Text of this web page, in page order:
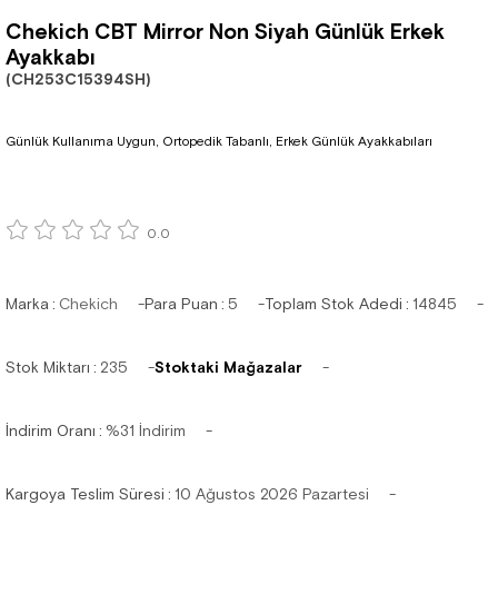
Chekich CBT Mirror Non Siyah Günlük Erkek
Ayakkabı
(CH253C15394SH)
Günlük Kullanıma Uygun, Ortopedik Tabanlı, Erkek Günlük Ayakkabıları
0.0
Marka: Chekich Para Puan : 5 Toplam Stok Adedi : 14845
Stok Miktarı : 235 Stoktaki Mağazalar
İndirim Oranı : %31 İndirim
Kargoya Teslim Süresi : 10 Ağustos 2026 Pazartesi